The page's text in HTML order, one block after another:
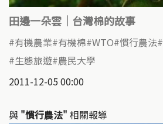
田邊一朵雲｜台灣棉的故事
有機農業 有機棉 WTO 慣行農法
生態旅遊 農民大學
2011-12-05 00:00
與 "慣行農法" 相關報導